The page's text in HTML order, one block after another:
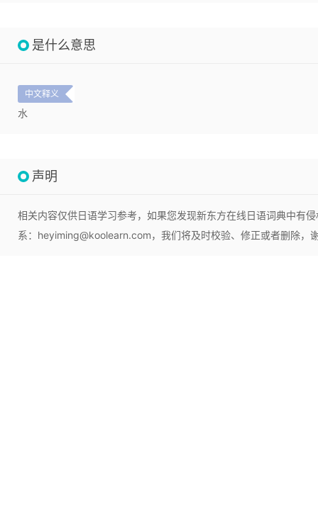
是什么意思
中文释义
水
声明
相关内容仅供日语学习参考，如果您发现新东方在线日语词典中有
系：heyiming@koolearn.com，我们将及时校验、修正或者删除，